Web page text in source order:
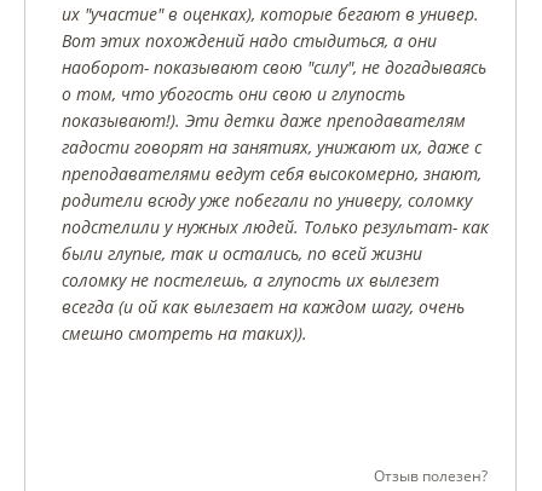
их "участие" в оценках), которые бегают в универ.
Вот этих похождений надо стыдиться, а они
наоборот- показывают свою "силу", не догадываясь
о том, что убогость они свою и глупость
показывают!). Эти детки даже преподавателям
гадости говорят на занятиях, унижают их, даже с
преподавателями ведут себя высокомерно, знают,
родители всюду уже побегали по универу, соломку
подстелили у нужных людей. Только результат- как
были глупые, так и остались, по всей жизни
соломку не постелешь, а глупость их вылезет
всегда (и ой как вылезает на каждом шагу, очень
смешно смотреть на таких)).
Отзыв полезен?